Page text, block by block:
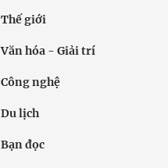
Thế giới
Văn hóa - Giải trí
Công nghệ
Du lịch
Bạn đọc